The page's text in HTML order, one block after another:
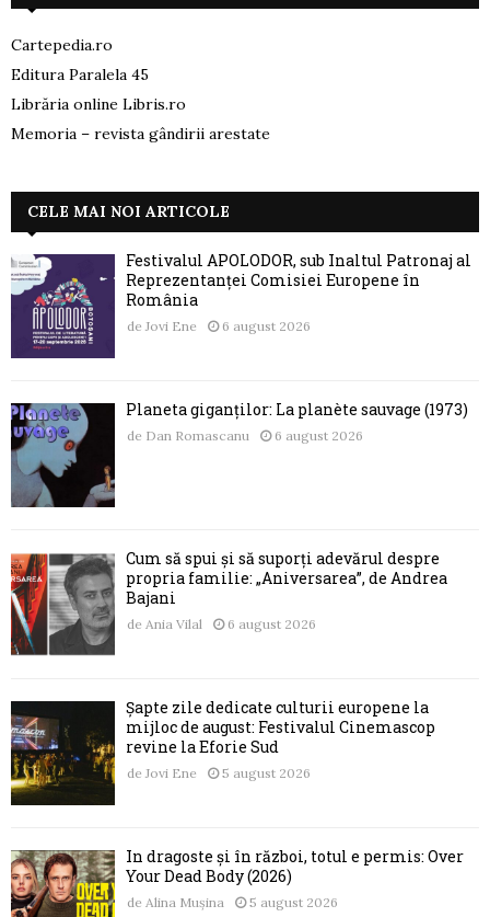
Cartepedia.ro
Editura Paralela 45
Librăria online Libris.ro
Memoria – revista gândirii arestate
CELE MAI NOI ARTICOLE
Festivalul APOLODOR, sub Înaltul Patronaj al
Reprezentanței Comisiei Europene în
România
de Jovi Ene 6 august 2026
Planeta giganților: La planète sauvage (1973)
de Dan Romascanu 6 august 2026
Cum să spui și să suporți adevărul despre
propria familie: „Aniversarea”, de Andrea
Bajani
de Ania Vilal 6 august 2026
Șapte zile dedicate culturii europene la
mijloc de august: Festivalul Cinemascop
revine la Eforie Sud
de Jovi Ene 5 august 2026
În dragoste și în război, totul e permis: Over
Your Dead Body (2026)
de Alina Mușina 5 august 2026